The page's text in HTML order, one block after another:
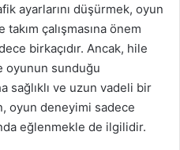
ayarlarını düşürmek, oyun
çalışmasına önem
birkaçıdır. Ancak, hile
oyunun sunduğu
sağlıklı ve uzun vadeli bir
oyun deneyimi sadece
eğlenmekle de ilgilidir.